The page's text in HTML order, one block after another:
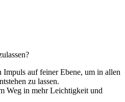
Impuls auf feiner Ebene, um in allen
zu lassen.
Weg in mehr Leichtigkeit und